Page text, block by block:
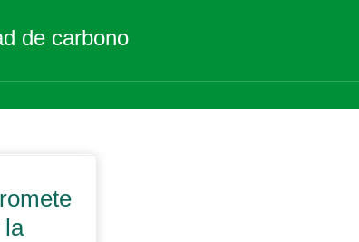
de carbono
la